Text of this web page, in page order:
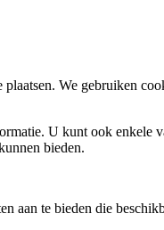
We gebruiken
U kunt ook enkele
bieden.
aan te bieden die